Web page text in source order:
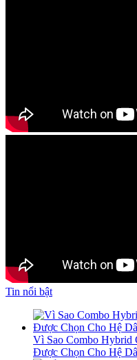
Tin nổi bật
Vì Sao Combo Hybrid
Được Chọn Cho Hệ